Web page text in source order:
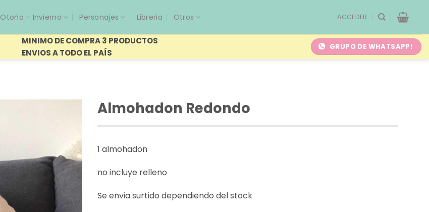
Otoño – Invierno Personajes Libreria Otros ACCEDER
MINIMO DE COMPRA 3 PRODUCTOS
ENVIOS A TODO EL PAÍS
GRUPO DE WHATSAPP!
Almohadon Redondo
1 almohadon
no incluye relleno
Se envia surtido dependiendo del stock